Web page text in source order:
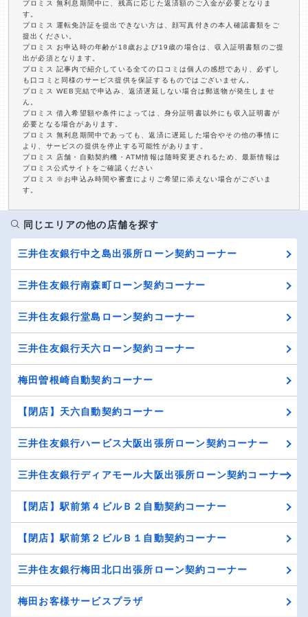
プロミス 無利息期間中に、残高に応じた返済額のご入金が必要となりま
す。
プロミス 運転免許証を提出できない方は、顔写真付きの本人確認書類をご
提出ください。
プロミス お申込時の年齢が18歳および19歳の場合は、収入証明書類のご提
出が必須となります。
プロミス 記事内で紹介している全ての口コミは個人の感想であり、必ずし
も口コミと同様のサービス提供を保証するものではございません。
プロミス WEB完結で申込み、返済遅延しない場合は郵送物が発生しませ
ん。
プロミス 借入希望額や条件によっては、身分証明書以外にも収入証明書が
必要となる場合があります。
プロミス 無利息期間中であっても、返済に遅延した場合やその他の事情に
より、サービスの提供を停止する可能性があります。
プロミス 店舗・自動契約機・ATM情報は随時変更されるため、最新情報は
プロミス公式サイトをご確認ください
プロミス ※お申込み時間や審査によりご希望に添えない場合がございま
す。
同じエリアの他の店舗を探す
三井住友銀行中之島出張所ローン契約コーナー
三井住友銀行南森町ローン契約コーナー
三井住友銀行堂島ローン契約コーナー
三井住友銀行天六ローン契約コーナー
梅田曽根崎自動契約コーナー
【閉店】天六自動契約コーナー
三井住友銀行ハービス大阪出張所ローン契約コーナー
三井住友銀行ディアモール大阪出張所ローン契約コーナー
【閉店】駅前第４ビルＢ２自動契約コーナー
【閉店】駅前第２ビルＢ１自動契約コーナー
三井住友銀行梅田北口出張所ローン契約コーナー
梅田お客様サービスプラザ